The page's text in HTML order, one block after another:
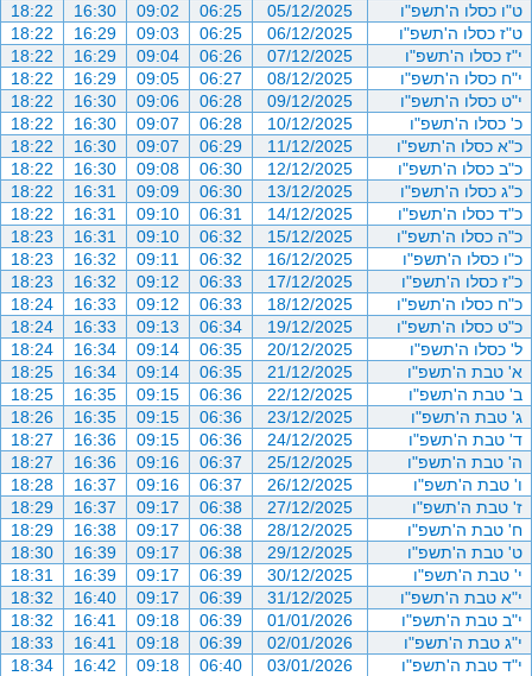
ט"ו כסלו ה'תשפ"ו
05/12/2025
06:25
09:02
16:30
18:22
ט"ז כסלו ה'תשפ"ו
06/12/2025
06:25
09:03
16:29
18:22
י"ז כסלו ה'תשפ"ו
07/12/2025
06:26
09:04
16:29
18:22
י"ח כסלו ה'תשפ"ו
08/12/2025
06:27
09:05
16:29
18:22
י"ט כסלו ה'תשפ"ו
09/12/2025
06:28
09:06
16:30
18:22
כ' כסלו ה'תשפ"ו
10/12/2025
06:28
09:07
16:30
18:22
כ"א כסלו ה'תשפ"ו
11/12/2025
06:29
09:07
16:30
18:22
כ"ב כסלו ה'תשפ"ו
12/12/2025
06:30
09:08
16:30
18:22
כ"ג כסלו ה'תשפ"ו
13/12/2025
06:30
09:09
16:31
18:22
כ"ד כסלו ה'תשפ"ו
14/12/2025
06:31
09:10
16:31
18:22
כ"ה כסלו ה'תשפ"ו
15/12/2025
06:32
09:10
16:31
18:23
כ"ו כסלו ה'תשפ"ו
16/12/2025
06:32
09:11
16:32
18:23
כ"ז כסלו ה'תשפ"ו
17/12/2025
06:33
09:12
16:32
18:23
כ"ח כסלו ה'תשפ"ו
18/12/2025
06:33
09:12
16:33
18:24
כ"ט כסלו ה'תשפ"ו
19/12/2025
06:34
09:13
16:33
18:24
ל' כסלו ה'תשפ"ו
20/12/2025
06:35
09:14
16:34
18:24
א' טבת ה'תשפ"ו
21/12/2025
06:35
09:14
16:34
18:25
ב' טבת ה'תשפ"ו
22/12/2025
06:36
09:15
16:35
18:25
ג' טבת ה'תשפ"ו
23/12/2025
06:36
09:15
16:35
18:26
ד' טבת ה'תשפ"ו
24/12/2025
06:36
09:15
16:36
18:27
ה' טבת ה'תשפ"ו
25/12/2025
06:37
09:16
16:36
18:27
ו' טבת ה'תשפ"ו
26/12/2025
06:37
09:16
16:37
18:28
ז' טבת ה'תשפ"ו
27/12/2025
06:38
09:17
16:37
18:29
ח' טבת ה'תשפ"ו
28/12/2025
06:38
09:17
16:38
18:29
ט' טבת ה'תשפ"ו
29/12/2025
06:38
09:17
16:39
18:30
י' טבת ה'תשפ"ו
30/12/2025
06:39
09:17
16:39
18:31
י"א טבת ה'תשפ"ו
31/12/2025
06:39
09:17
16:40
18:32
י"ב טבת ה'תשפ"ו
01/01/2026
06:39
09:18
16:41
18:32
י"ג טבת ה'תשפ"ו
02/01/2026
06:39
09:18
16:41
18:33
י"ד טבת ה'תשפ"ו
03/01/2026
06:40
09:18
16:42
18:34